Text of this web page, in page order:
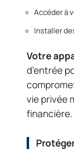
Accéder à
Installer
Votre
d’entrée
vie privée
financière.